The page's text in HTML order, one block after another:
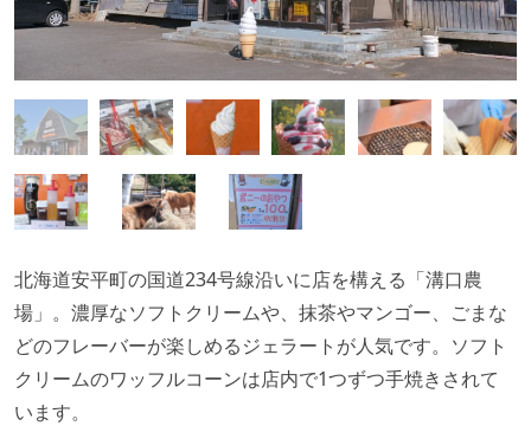
北海道安平町の国道234号線沿いに店を構える「溝口農
場」。濃厚なソフトクリームや、抹茶やマンゴー、ごまな
どのフレーバーが楽しめるジェラートが人気です。ソフト
クリームのワッフルコーンは店内で1つずつ手焼きされて
います。